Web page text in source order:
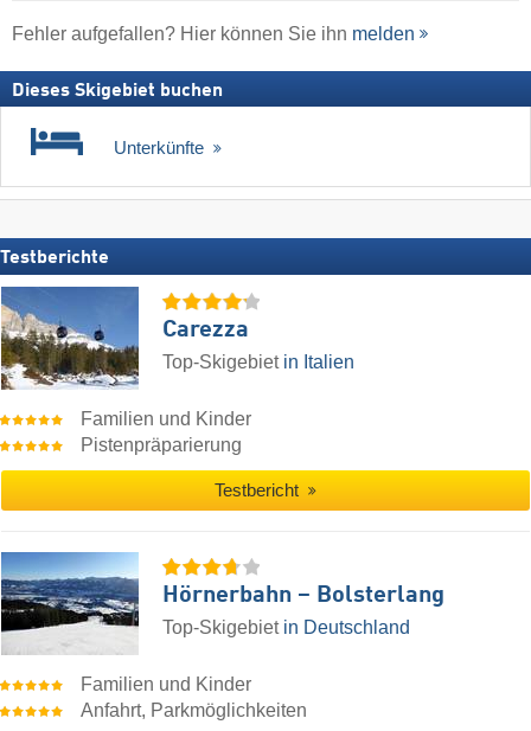
Fehler aufgefallen? Hier können Sie ihn melden
Dieses Skigebiet buchen
Unterkünfte
Testberichte
Carezza
Top-Skigebiet in Italien
Familien und Kinder
Pistenpräparierung
Testbericht
Hörnerbahn – Bolsterlang
Top-Skigebiet in Deutschland
Familien und Kinder
Anfahrt, Parkmöglichkeiten